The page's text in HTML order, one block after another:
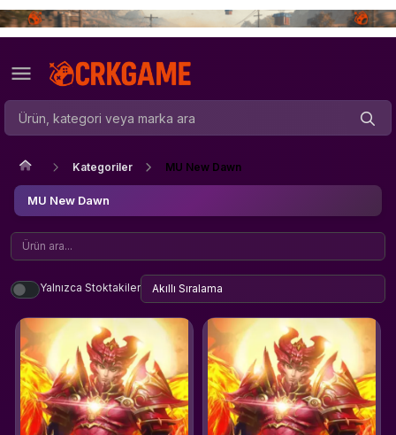
Kategoriler MU New Dawn
MU New Dawn
Yalnızca Stoktakiler